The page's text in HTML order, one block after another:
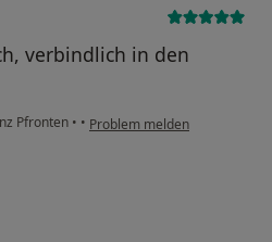
verbindlich in den
Pfronten • • Problem melden